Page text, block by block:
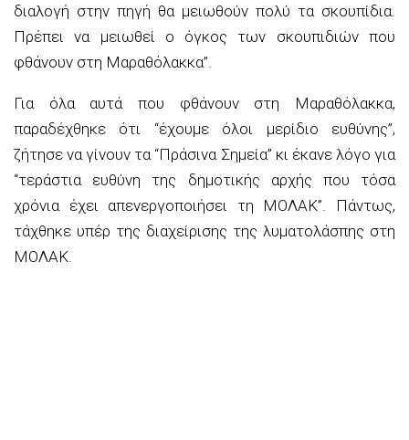
διαλογή στην πηγή θα μειωθούν πολύ τα σκουπίδια.
Πρέπει να μειωθεί ο όγκος των σκουπιδιών που
φθάνουν στη Μαραθόλακκα”.
Για όλα αυτά που φθάνουν στη Μαραθόλακκα,
παραδέχθηκε ότι “έχουμε όλοι μερίδιο ευθύνης”,
ζήτησε να γίνουν τα “Πράσινα Σημεία” κι έκανε λόγο για
“τεράστια ευθύνη της δημοτικής αρχής που τόσα
χρόνια έχει απενεργοποιήσει τη ΜΟΛΑΚ”. Πάντως,
τάχθηκε υπέρ της διαχείρισης της λυματολάσπης στη
ΜΟΛΑΚ.